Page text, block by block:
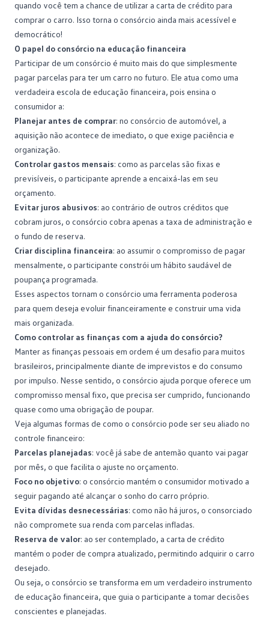
quando você tem a chance de utilizar a carta de crédito para
comprar o carro. Isso torna o consórcio ainda mais acessível e
democrático!
O papel do consórcio na educação financeira
Participar de um consórcio é muito mais do que simplesmente
pagar parcelas para ter um carro no futuro. Ele atua como uma
verdadeira escola de educação financeira, pois ensina o
consumidor a:
Planejar antes de comprar: no consórcio de automóvel, a
aquisição não acontece de imediato, o que exige paciência e
organização.
Controlar gastos mensais: como as parcelas são fixas e
previsíveis, o participante aprende a encaixá-las em seu
orçamento.
Evitar juros abusivos: ao contrário de outros créditos que
cobram juros, o consórcio cobra apenas a taxa de administração e
o fundo de reserva.
Criar disciplina financeira: ao assumir o compromisso de pagar
mensalmente, o participante constrói um hábito saudável de
poupança programada.
Esses aspectos tornam o consórcio uma ferramenta poderosa
para quem deseja evoluir financeiramente e construir uma vida
mais organizada.
Como controlar as finanças com a ajuda do consórcio?
Manter as finanças pessoais em ordem é um desafio para muitos
brasileiros, principalmente diante de imprevistos e do consumo
por impulso. Nesse sentido, o consórcio ajuda porque oferece um
compromisso mensal fixo, que precisa ser cumprido, funcionando
quase como uma obrigação de poupar.
Veja algumas formas de como o consórcio pode ser seu aliado no
controle financeiro:
Parcelas planejadas: você já sabe de antemão quanto vai pagar
por mês, o que facilita o ajuste no orçamento.
Foco no objetivo: o consórcio mantém o consumidor motivado a
seguir pagando até alcançar o sonho do carro próprio.
Evita dívidas desnecessárias: como não há juros, o consorciado
não compromete sua renda com parcelas infladas.
Reserva de valor: ao ser contemplado, a carta de crédito
mantém o poder de compra atualizado, permitindo adquirir o carro
desejado.
Ou seja, o consórcio se transforma em um verdadeiro instrumento
de educação financeira, que guia o participante a tomar decisões
conscientes e planejadas.